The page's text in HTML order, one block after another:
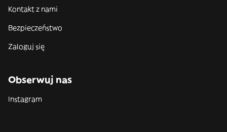
Kontakt z nami
Bezpieczeństwo
Zaloguj się
Obserwuj nas
Instagram